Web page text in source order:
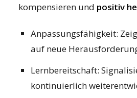
kompensieren und positiv
Anpassungsfähigkeit:
auf neue
Lernbereitschaft:
kontinuierlich